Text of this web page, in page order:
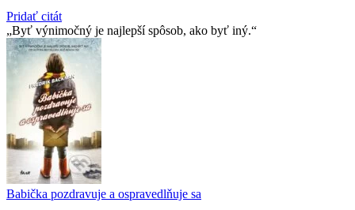
Pridať citát
Byť výnimočný je najlepší spôsob, ako byť iný.
Babička pozdravuje a ospravedlňuje sa